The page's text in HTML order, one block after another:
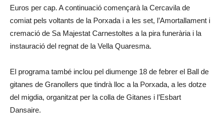
Euros per cap. A continuació començarà la Cercavila de
comiat pels voltants de la Porxada i a les set, l’Amortallament i
cremació de Sa Majestat Carnestoltes a la pira funerària i la
instauració del regnat de la Vella Quaresma.
El programa també inclou pel diumenge 18 de febrer el Ball de
gitanes de Granollers que tindrà lloc a la Porxada, a les dotze
del migdia, organitzat per la colla de Gitanes i l’Esbart
Dansaire.